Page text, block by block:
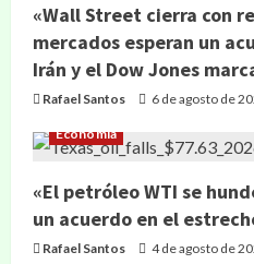
«Wall Street cierra con
mercados esperan un
Irán y el Dow Jones
Rafael Santos 6 de agosto de
Economía
«El petróleo WTI se
un acuerdo en el
Rafael Santos 4 de agosto de